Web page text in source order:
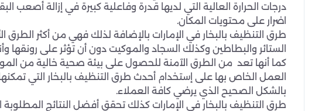
درجات الحرارة العالية التي لديها قدرة وفاعلية كبيرة في إزالة
اضرار على محتويات المكان.
طرق التنظيف بالبخار في الإمارات بالإضافة لذلك فهي من أكثر
الستائر والبطاطين وكذلك السجاد والموكيت دون أن تؤثر على رونقها
كما أنها تعد من الطرق الآمنة للحصول على بيئة صحية خالية من
العمل الخاص بها على إستخدام أحدث طرق التنظيف بالبخار التي
بالشكل الصحيح الذي يرضي كافة العملاء.
طرق التنظيف بالبخار في الإمارات كذلك تحقق أفضل النتائج